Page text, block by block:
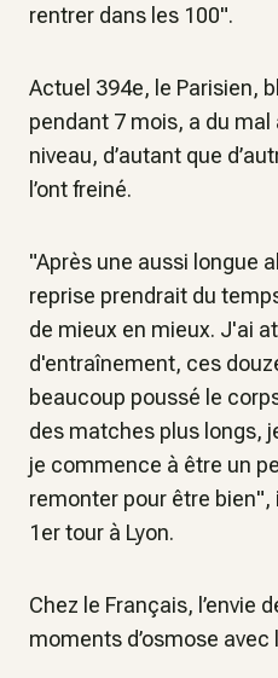
rentrer dans les 100".
Actuel 394e, le Parisien,
pendant 7 mois, a du
niveau, d’autant que
l’ont freiné.
"Après une aussi longue
reprise prendrait du
de mieux en mieux. J'ai
d'entraînement, ces
beaucoup poussé le
des matches plus longs,
je commence à être un
remonter pour être
1er tour à Lyon.
Chez le Français, l’envie
moments d’osmose